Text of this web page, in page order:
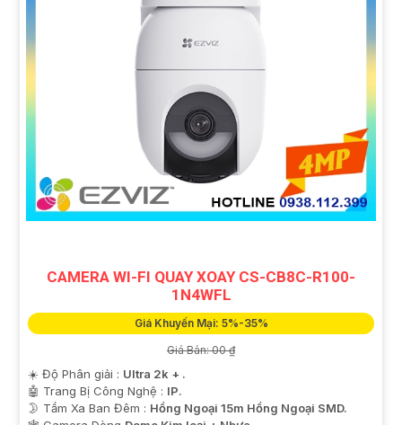
CAMERA WI-FI QUAY XOAY CS-CB8C-R100-
1N4WFL
Giá Khuyến Mại: 5%-35%
Giá Bán: 00 ₫
☀️ Độ Phân giải : Ultra 2k + .
🤖️ Trang Bị Công Nghệ : IP.
🌛 Tầm Xa Ban Đêm : Hồng Ngoại 15m Hồng Ngoại SMD.